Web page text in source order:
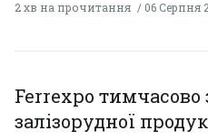
2 хв на прочитання 06 Серпня
Ferrexpo
залізорудної